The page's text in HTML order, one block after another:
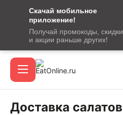
Скачай мобильное
приложение!
Получай промокоды, скидки
и акции раньше других!
сообщение
кодом
подтверждения
Акции
Доставка салатов